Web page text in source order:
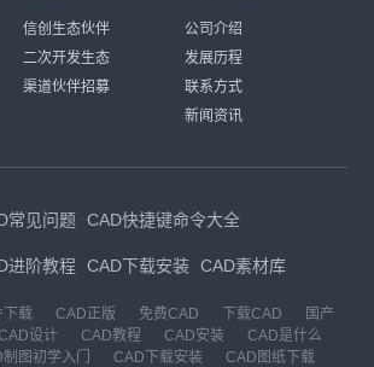
信创生态伙伴
二次开发生态
渠道伙伴招募
公司介绍
发展历程
联系方式
新闻资讯
常见问题 CAD快捷键命令大全
进阶教程 CAD下载安装 CAD素材库
下载 CAD正版 免费CAD 下载CAD
国产
设计 CAD教程 CAD安装
CAD是什么
图初学入门 CAD下载安装
CAD图纸下载